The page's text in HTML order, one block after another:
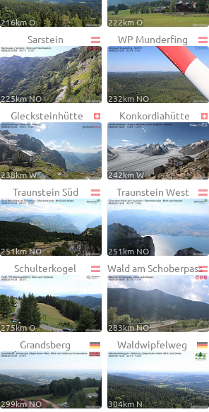
216km O 222km O
Sarstein
225km NO
WP Munderfing
232km NO
Glecksteinhütte
238km W
Konkordiahütte
242km W
Traunstein Süd
251km NO
Traunstein West
251km NO
Schulterkogel
275km O
Wald am Schoberpass
283km NO
Grandsberg
299km NO
Waldwipfelweg
304km N